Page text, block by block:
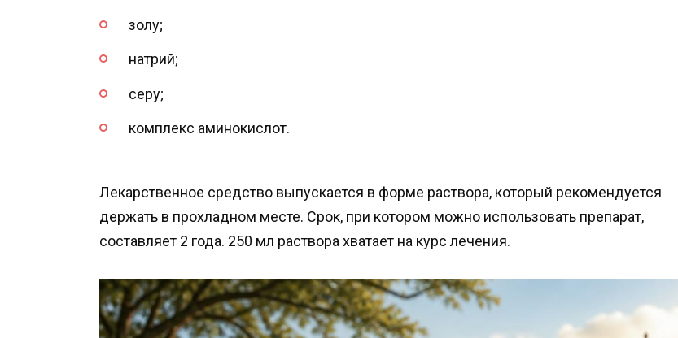
золу;
натрий;
серу;
комплекс аминокислот.
Лекарственное средство выпускается в форме раствора, который рекомендуется
держать в прохладном месте. Срок, при котором можно использовать препарат,
составляет 2 года. 250 мл раствора хватает на курс лечения.